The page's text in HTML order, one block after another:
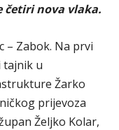
četiri nova vlaka.
– Zabok. Na prvi
tajnik u
Žarko
prijevoza
Željko Kolar,